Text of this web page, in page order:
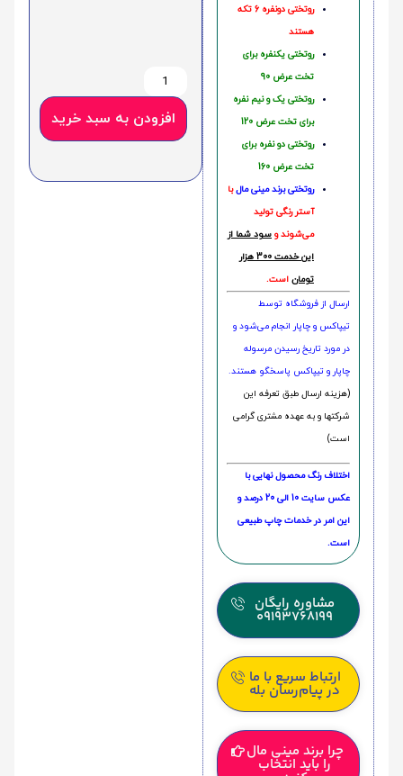
روتختی دونفره 6 تکه
هستند
روتختی یکنفره برای
تخت عرض 90
روتختی یک و نیم نفره
برای تخت عرض 120
روتختی دو نفره برای
تخت عرض 160
روتختی‌ برند مینی مالبا
آستر رنگی تولید
می‌شوند و سود شما از
این خدمت 300 هزار
تومان است.
ارسال از فروشگاه توسط
تیپاکس و چاپار انجام می‌شود و
در مورد تاریخ رسیدن مرسوله
چاپار و تیپاکس پاسخگو هستند.
(هزینه ارسال طبق تعرفه این
شرکتها و به عهده مشتری گرامی
است)
اختلاف رنگ محصول نهایی با
عکس سایت 10 الی 20 درصد و
این امر در خدمات چاپ طبیعی
است.
مشاوره رایگان
09193768199
ارتباط سریع با ما
در پیام‌رسان بله
چرا برند مینی مال
را باید انتخاب
افزودن به سبد خرید